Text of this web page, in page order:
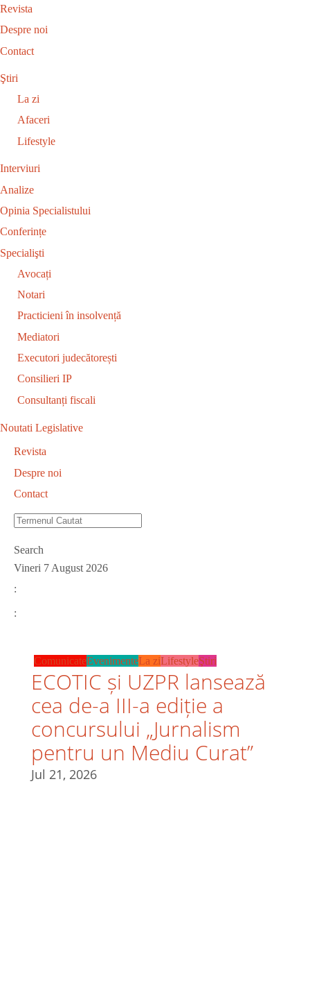
Revista
Despre noi
Contact
Ştiri
La zi
Afaceri
Lifestyle
Interviuri
Analize
Opinia Specialistului
Conferințe
Specialişti
Avocați
Notari
Practicieni în insolvență
Mediatori
Executori judecătorești
Consilieri IP
Consultanți fiscali
Noutati Legislative
Revista
Despre noi
Contact
Search
Vineri 7 August 2026
:
:
ComunicateEvenimenteLa ziLifestyleŞtiri
ECOTIC și UZPR lansează
cea de-a III-a ediție a
concursului „Jurnalism
pentru un Mediu Curat”
Jul 21, 2026